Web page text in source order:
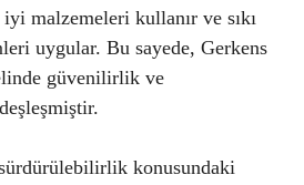
malzemeleri kullanır ve sıkı
uygular. Bu sayede, Gerkens
güvenilirlik ve
konusundaki